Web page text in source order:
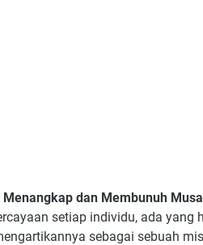
dan Membunuh
setiap individu, ada
sebagai sebuah